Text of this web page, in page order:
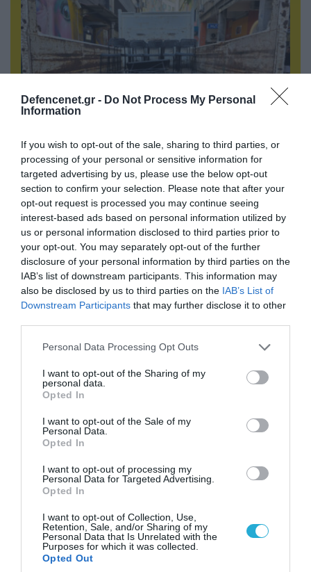
Defencenet.gr - Do Not Process My Personal
Information
If you wish to opt-out of the sale, sharing to third parties, or
processing of your personal or sensitive information for
targeted advertising by us, please use the below opt-out
section to confirm your selection. Please note that after your
opt-out request is processed you may continue seeing
interest-based ads based on personal information utilized by
us or personal information disclosed to third parties prior to
your opt-out. You may separately opt-out of the further
disclosure of your personal information by third parties on the
IAB’s list of downstream participants. This information may
also be disclosed by us to third parties on the IAB’s List of
Downstream Participants that may further disclose it to other
Please note that this website/app uses one or more Google
not limited to your visit or usage behaviour. You may click to
grant or deny consent to Google and its third-party tags to
use your data for below specified purposes in below Google
consent section.
Personal Data Processing Opt Outs
I want to opt-out of the Sharing of my
personal data.
Opted In
I want to opt-out of the Sale of my
Personal Data.
Opted In
I want to opt-out of processing my
Personal Data for Targeted Advertising.
Opted In
I want to opt-out of Collection, Use,
Retention, Sale, and/or Sharing of my
Personal Data that Is Unrelated with the
Purposes for which it was collected.
Opted Out
06.08.2026 | 14:02
«Επιχείρηση ελεύθερα πεζοδρόμια» στην
Αθήνα: Απομακρύνθηκαν παράνομα
αντικείμενα από κοινόχρηστους χώρους
ΠΟΛΙΤΙΚΗ
06.08.2026 | 14:02
«Επιχείρηση ελεύθερα πεζοδρόμια» στην
Αθήνα: Απομακρύνθηκαν παράνομα
αντικείμενα από κοινόχρηστους χώρους